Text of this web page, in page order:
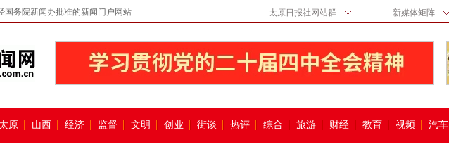
国务院新闻办批准的新闻门户网站 太原日报社网站群 新媒体矩阵
太原 山西 经济 监督 文明 创业 街谈 热评 综合 旅游 财经 教育 视频 汽车